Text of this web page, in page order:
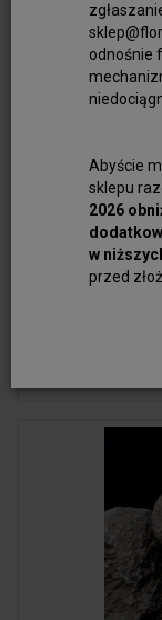
odnośnie
Abyście
sklepu
2026
w
przed